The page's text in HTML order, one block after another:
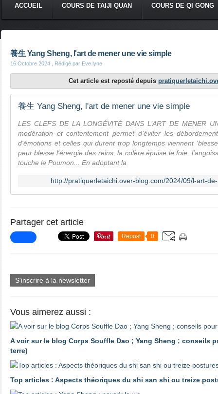
ACCUEIL COURS DE TAIJI QUAN COURS DE QI GONG
養生 Yang Sheng, l'art de mener une vie simple
16 Octobre 2024 , Rédigé par Eve lyne
Cet article est reposté depuis
養生 Yang Sheng, l'art de mener une vie simple
LES CLEFS DE LA LONGÉVITÉ DANS L’ART DE MENER
modération et contentement permet d’éviter les
d'émotions et celles qui durent trop longtemps viennent
peur blesse l'énergie des reins, la colère épuise le foie,
touche le Poumon... En adoptant la
http://pratiquerletaichi.over-blog.com/2024/09/l-art-
Partager cet article
Repost 0
S'inscrire à la newsletter
Vous aimerez aussi :
A voir sur le blog Corps Souffle Dao ; Yang Sheng ; conseils
terre)
Top articles : Aspects théoriques du shi san shi ou treize